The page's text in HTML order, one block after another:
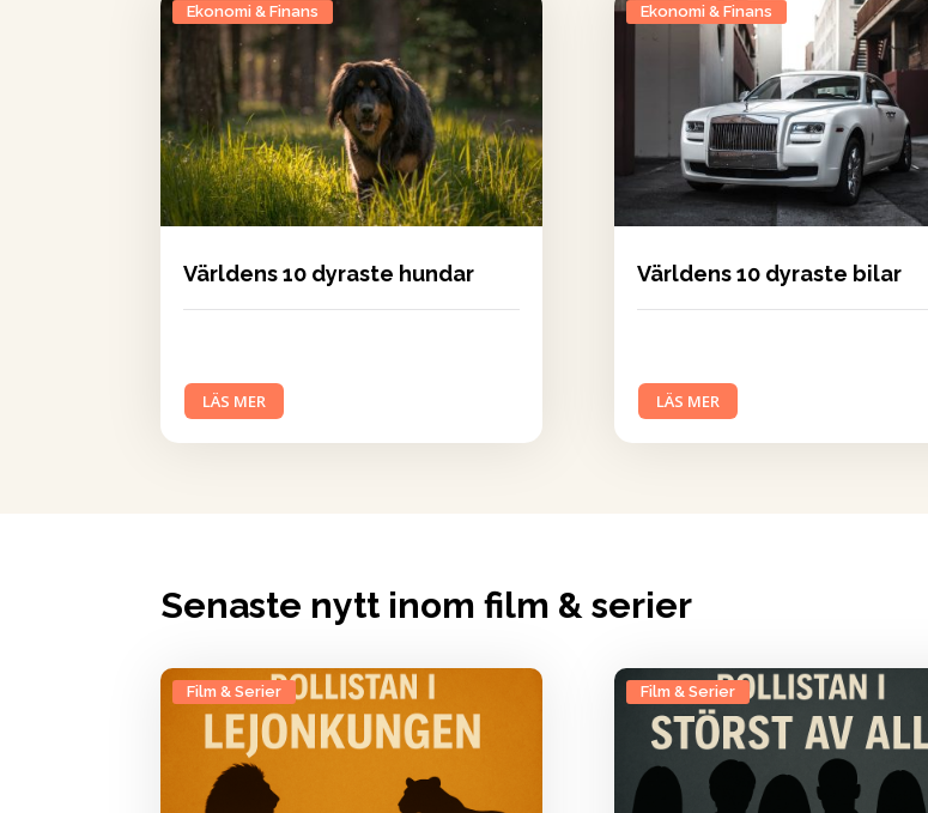
Världens 10 dyraste hundar
Ekonomi & Finans
LÄS MER
Världens 10 dyraste bilar
Ekonomi & Finans
LÄS MER
Senaste nytt inom film & serier
Film & Serier Film & Serier